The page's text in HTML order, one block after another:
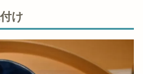
け